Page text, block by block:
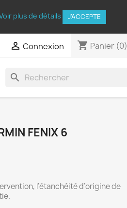
plus de détails J'ACCEPTE
 Connexion shopping_cart Panier (0)
search
FENIX 6
l’étanchéité d’origine de